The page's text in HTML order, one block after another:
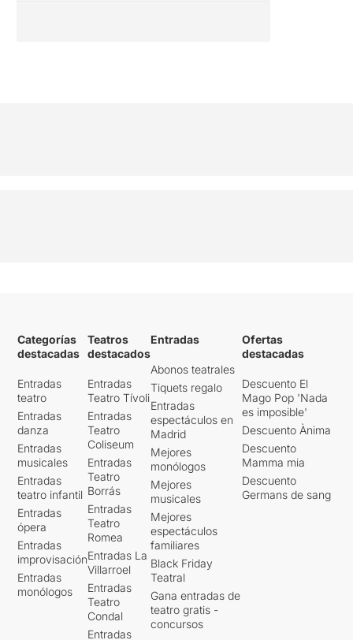
Categorías
destacadas
Entradas
teatro
Entradas
danza
Entradas
musicales
Entradas
teatro infantil
Entradas
ópera
Entradas
improvisación
Entradas
monólogos
Teatros
destacados
Entradas
Teatro Tívoli
Entradas
Teatro
Coliseum
Entradas
Teatro
Borrás
Entradas
Teatro
Romea
Entradas La
Villarroel
Entradas
Teatro
Condal
Entradas
Entradas
Abonos teatrales
Tiquets regalo
Entradas
espectáculos en
Madrid
Mejores
monólogos
Mejores
musicales
Mejores
espectáculos
familiares
Black Friday
Teatral
Gana entradas de
teatro gratis -
concursos
Ofertas
destacadas
Descuento El
Mago Pop 'Nada
es imposible'
Descuento Ànima
Descuento
Mamma mia
Descuento
Germans de sang